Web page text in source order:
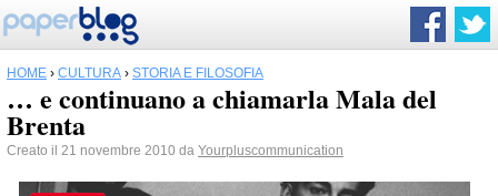
HOME › CULTURA › STORIA E FILOSOFIA
… e continuano a chiamarla Mala del
Brenta
Creato il 21 novembre 2010 da Yourpluscommunication